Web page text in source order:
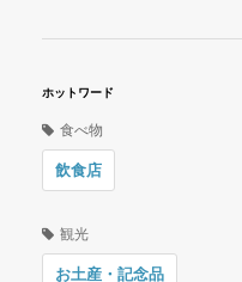
ホットワード
食べ物
飲食店
観光
お土産・記念品